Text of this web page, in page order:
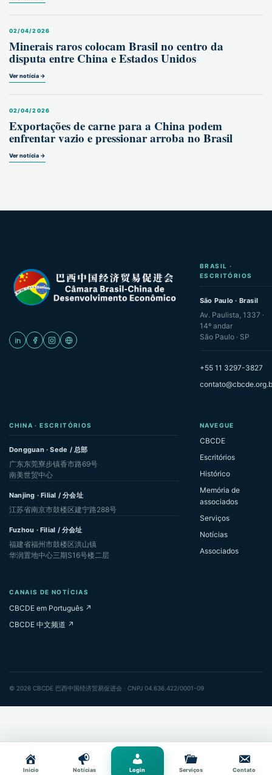
Início Notícias Login Serviços Contato
02/04/2026
Minerais raros colocam Brasil no centro da
disputa entre China e Estados Unidos
Ver notícia →
02/04/2026
Exportações de carne para a China podem
enfrentar vazio e pressionar arroba no Brasil
Ver notícia →
BRASIL ·
ESCRITÓRIOS
São Paulo · Brasil
Av. Paulista, 1337 ·
14º andar
São Paulo · SP
+55 11 3297-3827
CHINA · ESCRITÓRIOS
Dongguan · Sede / 总部
广东东莞寮步镇香市路69号
南美世贸中心
Nanjing · Filial / 分会址
江苏省南京市鼓楼区建宁路288号
Fuzhou · Filial / 分会址
福建省福州市鼓楼区洪山镇
华润置地中心三期S16号楼二层
NAVEGUE
CBCDE
Escritórios
Histórico
Memória de
associados
Serviços
Notícias
Associados
CANAIS DE NOTÍCIAS
CBCDE em Português ↗
CBCDE 中文频道 ↗
© 2026 CBCDE 巴西中国经济贸易促进会 · CNPJ 04.636.422/0001-09